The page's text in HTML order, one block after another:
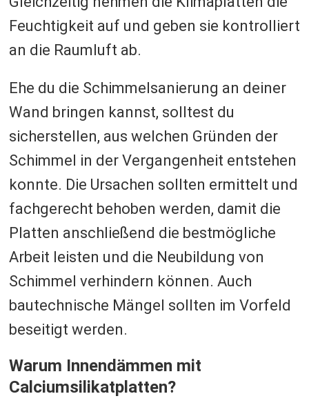
Feuchtigkeit auf und geben sie kontrolliert
an die Raumluft ab.
Ehe du die Schimmelsanierung an deiner
Wand bringen kannst, solltest du
sicherstellen, aus welchen Gründen der
Schimmel in der Vergangenheit entstehen
konnte. Die Ursachen sollten ermittelt und
fachgerecht behoben werden, damit die
Platten anschließend die bestmögliche
Arbeit leisten und die Neubildung von
Schimmel verhindern können. Auch
bautechnische Mängel sollten im Vorfeld
beseitigt werden.
Warum Innendämmen mit
Calciumsilikatplatten?